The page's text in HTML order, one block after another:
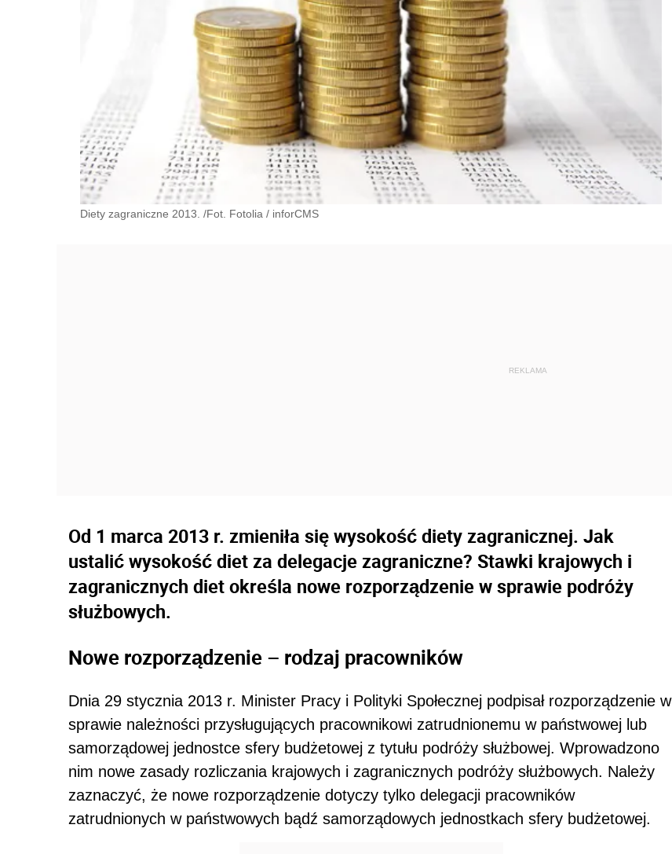
Diety zagraniczne 2013. /Fot. Fotolia / inforCMS
Od 1 marca 2013 r. zmieniła się wysokość diety zagranicznej. Jak
ustalić wysokość diet za delegacje zagraniczne? Stawki krajowych i
zagranicznych diet określa nowe rozporządzenie w sprawie podróży
służbowych.
Nowe rozporządzenie – rodzaj pracowników
Dnia 29 stycznia 2013 r. Minister Pracy i Polityki Społecznej podpisał rozporządzenie w
sprawie należności przysługujących pracownikowi zatrudnionemu w państwowej lub
samorządowej jednostce sfery budżetowej z tytułu podróży służbowej. Wprowadzono
nim nowe zasady rozliczania krajowych i zagranicznych podróży służbowych. Należy
zaznaczyć, że nowe rozporządzenie dotyczy tylko delegacji pracowników
zatrudnionych w państwowych bądź samorządowych jednostkach sfery budżetowej.